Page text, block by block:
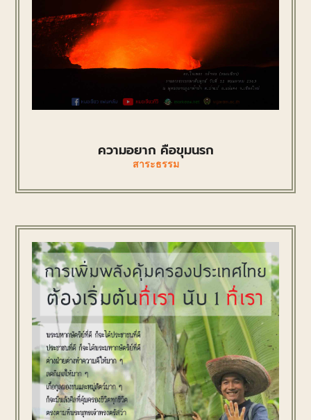
ความอยาก คือขุมนรก
สาระธรรม